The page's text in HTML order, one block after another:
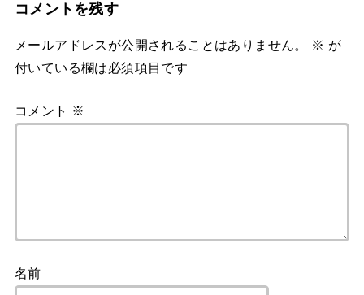
コメントを残す
メールアドレスが公開されることはありません。 ※ が
付いている欄は必須項目です
コメント ※
名前